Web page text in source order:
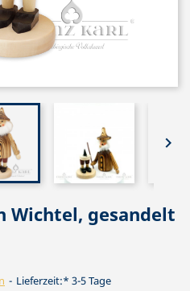

Wichtel, gesandelt
Lieferzeit:* 3-5 Tage